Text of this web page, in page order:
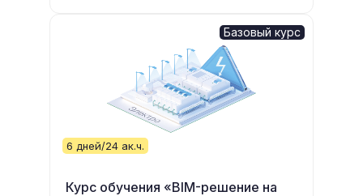
Базовый курс
6 дней/24 ак.ч.
Курс обучения «BIM-решение на